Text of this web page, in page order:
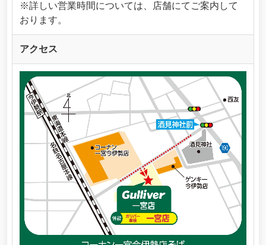
※詳しい営業時間については、店舗にてご案内して
おります。
アクセス